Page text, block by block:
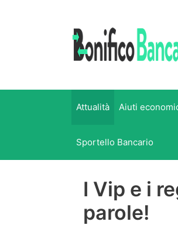
Attualità Aiuti
Sportello Bancario
I Vip e i
parole!